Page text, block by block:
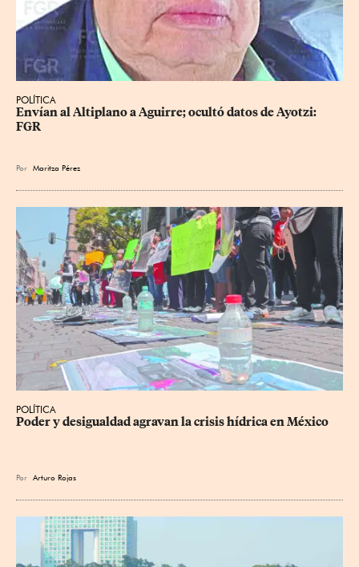
POLÍTICA
Envían al Altiplano a Aguirre; ocultó datos de Ayotzi:
FGR
Por Maritza Pérez
POLÍTICA
Poder y desigualdad agravan la crisis hídrica en México
Por Arturo Rojas